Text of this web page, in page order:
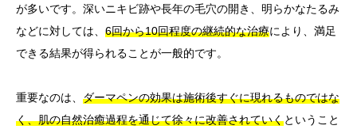
が多いです。深いニキビ跡や長年の毛穴の開き、明らかなたるみ
などに対しては、 6回から10回程度の継続的な治療により、満足
できる結果が得られることが一般的です。
重要なのは、 ダーマペンの効果は施術後すぐに現れるものではな
く、肌の自然治癒過程を通じて徐々に改善されていくということ